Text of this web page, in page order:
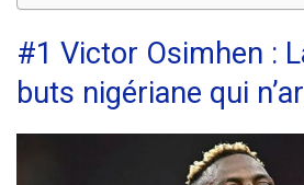
#1 Victor Osimhen :
buts nigériane qui